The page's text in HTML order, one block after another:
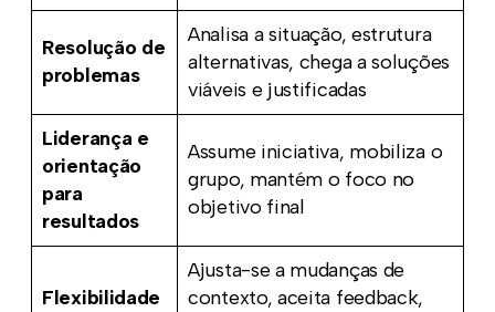
Resolução de
problemas
Analisa a situação, estrutura
alternativas, chega a soluções
viáveis e justificadas
Liderança e
orientação
para
resultados
Assume iniciativa, mobiliza o
grupo, mantém o foco no
objetivo final
Flexibilidade
Ajusta-se a mudanças de
contexto, aceita feedback,